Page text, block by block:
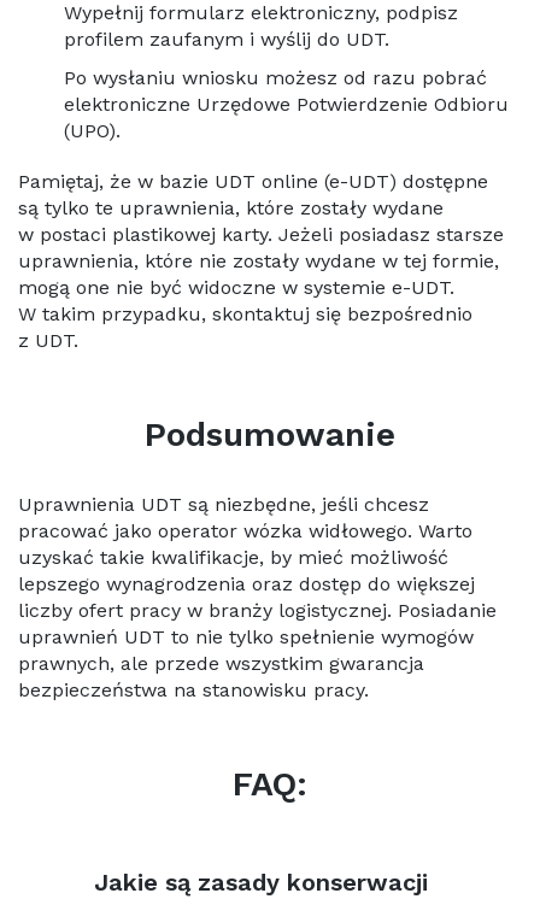
Wypełnij formularz elektroniczny, podpisz
profilem zaufanym i wyślij do UDT.
Po wysłaniu wniosku możesz od razu pobrać
elektroniczne Urzędowe Potwierdzenie Odbioru
(UPO).
Pamiętaj, że w bazie UDT online (e-UDT) dostępne
są tylko te uprawnienia, które zostały wydane
w postaci plastikowej karty. Jeżeli posiadasz starsze
uprawnienia, które nie zostały wydane w tej formie,
mogą one nie być widoczne w systemie e-UDT.
W takim przypadku, skontaktuj się bezpośrednio
z UDT.
Podsumowanie
Uprawnienia UDT są niezbędne, jeśli chcesz
pracować jako operator wózka widłowego. Warto
uzyskać takie kwalifikacje, by mieć możliwość
lepszego wynagrodzenia oraz dostęp do większej
liczby ofert pracy w branży logistycznej. Posiadanie
uprawnień UDT to nie tylko spełnienie wymogów
prawnych, ale przede wszystkim gwarancja
bezpieczeństwa na stanowisku pracy.
FAQ:
Jakie są zasady konserwacji